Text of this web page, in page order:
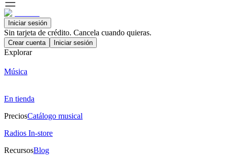
Iniciar sesión
Sin tarjeta de crédito. Cancela cuando quieras.
Crear cuenta Iniciar sesión
Explorar
Música
En tienda
PreciosCatálogo musical
Radios In-store
RecursosBlog